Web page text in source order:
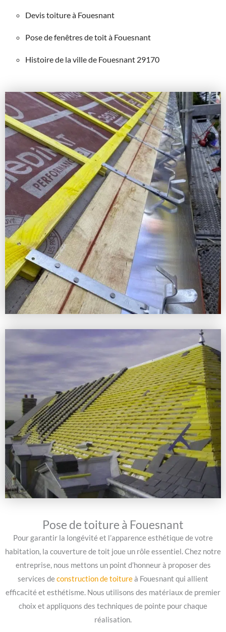
Devis toiture à Fouesnant
Pose de fenêtres de toit à Fouesnant
Histoire de la ville de Fouesnant 29170
Pose de toiture à Fouesnant
Pour garantir la longévité et l’apparence esthétique de votre
habitation, la couverture de toit joue un rôle essentiel. Chez notre
entreprise, nous mettons un point d’honneur à proposer des
services deconstruction de toitureà Fouesnant qui allient
efficacité et esthétisme. Nous utilisons des matériaux de premier
choix et appliquons des techniques de pointe pour chaque
réalisation.